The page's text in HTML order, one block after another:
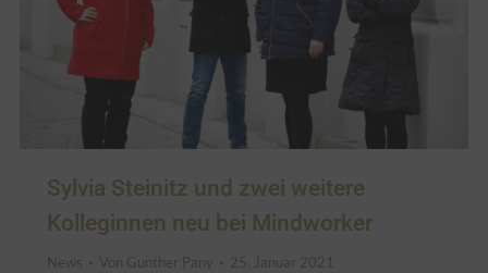
Sylvia Steinitz und zwei weitere
Kolleginnen neu bei Mindworker
News Von Gunther Pany 25. Januar 2021